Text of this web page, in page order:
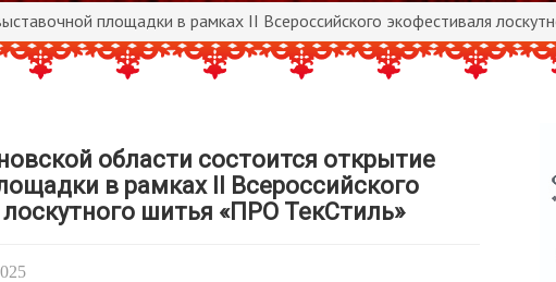
площадки в рамках II Всероссийского экофестиваля
области состоится открытие
в рамках II Всероссийского
шитья «ПРО ТекСтиль»